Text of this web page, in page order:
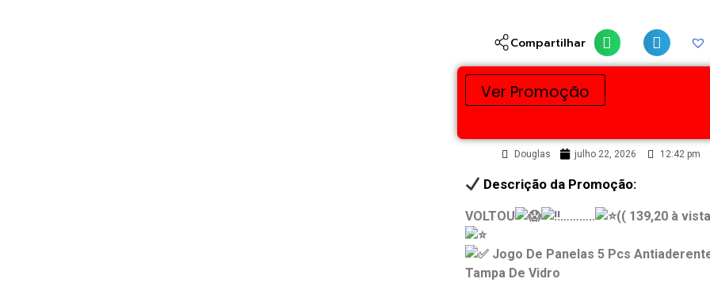
Compartilhar
Ver Promoção
Douglas julho 22, 2026 12:42 pm
Descrição da Promoção:
VOLTOU ……….. (( 139,20 à
Jogo De Panelas 5 Pcs
Tampa De Vidro